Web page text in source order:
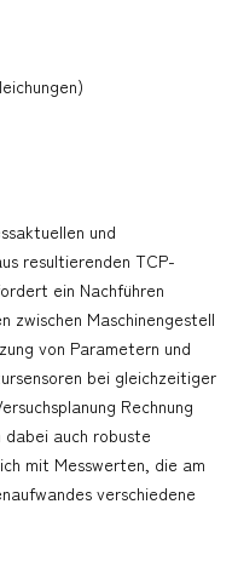
und
resultierenden TCP-
ein Nachführen
zwischen Maschinengestell
von Parametern und
bei gleichzeitiger
Rechnung
auch robuste
mit Messwerten, die am
verschiedene